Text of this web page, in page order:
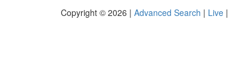
Copyright © 2026 | Advanced Search | Live |